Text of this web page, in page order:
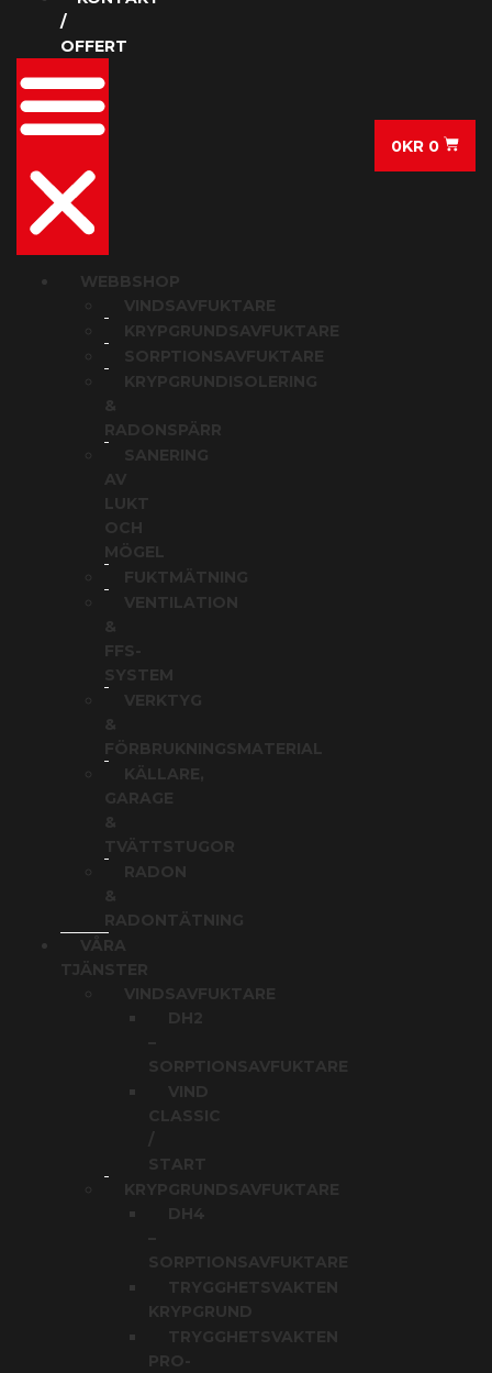
/
OFFERT
WEBBSHOP
VINDSAVFUKTARE
KRYPGRUNDSAVFUKTARE
SORPTIONSAVFUKTARE
KRYPGRUNDISOLERING
&
RADONSPÄRR
SANERING
AV
LUKT
OCH
MÖGEL
FUKTMÄTNING
VENTILATION
&
SYSTEM
VERKTYG
&
FÖRBRUKNINGSMATERIAL
KÄLLARE,
GARAGE
&
TVÄTTSTUGOR
RADON
&
RADONTÄTNING
VÅRA
TJÄNSTER
VINDSAVFUKTARE
DH2
SORPTIONSAVFUKTARE
VIND
CLASSIC
START
KRYPGRUNDSAVFUKTARE
DH4
SORPTIONSAVFUKTARE
TRYGGHETSVAKTEN
KRYPGRUND
TRYGGHETSVAKTEN
PRO-
0KR 0